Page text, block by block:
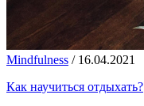
Mindfulness / 16.04.2021
Как научиться отдыхать?